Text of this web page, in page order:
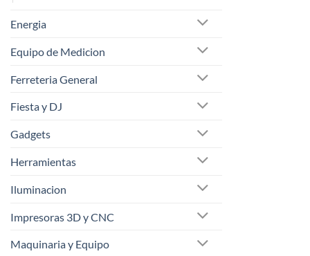
Energia
Equipo de Medicion
Ferreteria General
Fiesta y DJ
Gadgets
Herramientas
Iluminacion
Impresoras 3D y CNC
Maquinaria y Equipo